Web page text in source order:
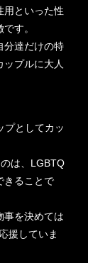
用といった性
す。
分達だけの特
プルに大人
プとしてカッ
は、LGBTQ
きることで
事を決めては
援していま